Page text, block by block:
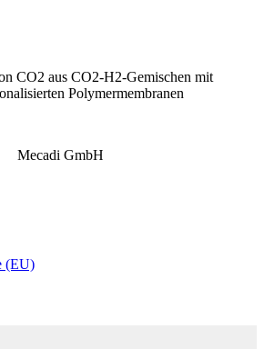
CO2 aus CO2-H2-Gemischen mit
Polymermembranen
Mecadi GmbH
(EU)